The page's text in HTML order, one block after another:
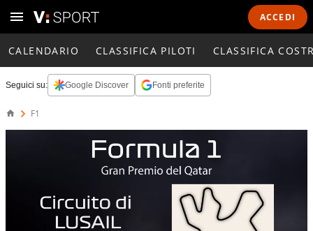
ACCEDI
CALENDARIO CLASSIFICA PILOTI CLASSIFICA
Seguici su: Google Discover Fonti preferite
F1